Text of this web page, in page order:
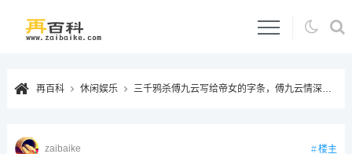
再百科 休闲娱乐 三千鸦杀傅九云写给帝女的字条，傅九云情深，字条背后的千年等待
zaibaike 楼主